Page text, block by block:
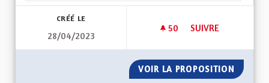
CRÉÉ LE
28/04/2023
50 50 ABONNÉS
SUIVRE
VOIR LA PROPOSITION